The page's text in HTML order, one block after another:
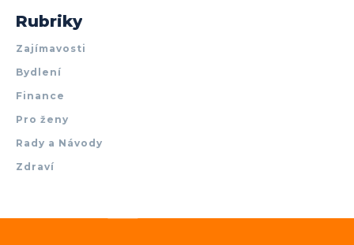
Rubriky
Zajímavosti
Bydlení
Finance
Pro ženy
Rady a Návody
Zdraví